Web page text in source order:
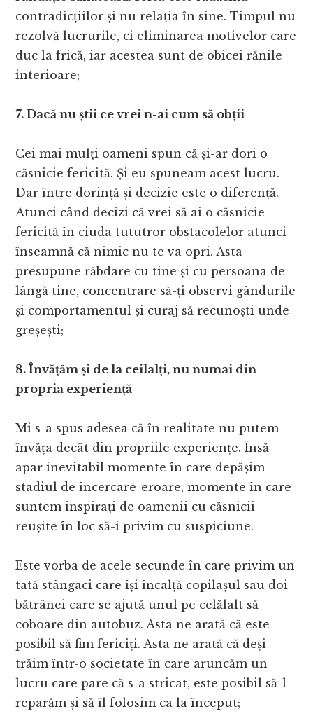
contradicțiilor și nu relația în sine. Timpul nu
rezolvă lucrurile, ci eliminarea motivelor care
duc la frică, iar acestea sunt de obicei rănile
interioare;
7. Dacă nu știi ce vrei n-ai cum să obții
Cei mai mulți oameni spun că și-ar dori o
căsnicie fericită. Și eu spuneam acest lucru.
Dar între dorință și decizie este o diferență.
Atunci când decizi că vrei să ai o căsnicie
fericită în ciuda tututror obstacolelor atunci
înseamnă că nimic nu te va opri. Asta
presupune răbdare cu tine și cu persoana de
lângă tine, concentrare să-ți observi gândurile
și comportamentul și curaj să recunoști unde
greșești;
8. Învățăm și de la ceilalți, nu numai din
propria experiență
Mi s-a spus adesea că în realitate nu putem
învăța decât din propriile experiențe. Însă
apar inevitabil momente în care depășim
stadiul de încercare-eroare, momente în care
suntem inspirați de oamenii cu căsnicii
reușite în loc să-i privim cu suspiciune.
Este vorba de acele secunde în care privim un
tată stângaci care își încalță copilașul sau doi
bătrânei care se ajută unul pe celălalt să
coboare din autobuz. Asta ne arată că este
posibil să fim fericiți. Asta ne arată că deși
trăim într-o societate în care aruncăm un
lucru care pare că s-a stricat, este posibil să-l
reparăm și să îl folosim ca la început;